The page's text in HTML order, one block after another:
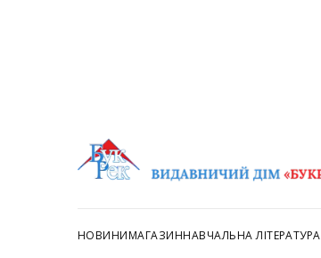
НОВИНИМАГАЗИННАВЧАЛЬНА ЛІТЕРАТУРА